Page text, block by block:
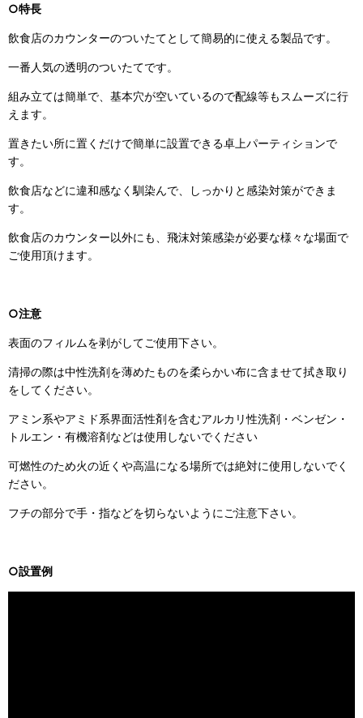
○特長
飲食店のカウンターのついたてとして簡易的に使える製品です。
一番人気の透明のついたてです。
組み立ては簡単で、基本穴が空いているので配線等もスムーズに行
えます。
置きたい所に置くだけで簡単に設置できる卓上パーティションで
す。
飲食店などに違和感なく馴染んで、しっかりと感染対策ができま
す。
飲食店のカウンター以外にも、飛沫対策感染が必要な様々な場面で
ご使用頂けます。
○注意
表面のフィルムを剥がしてご使用下さい。
清掃の際は中性洗剤を薄めたものを柔らかい布に含ませて拭き取り
をしてください。
アミン系やアミド系界面活性剤を含むアルカリ性洗剤・ベンゼン・
トルエン・有機溶剤などは使用しないでください
可燃性のため火の近くや高温になる場所では絶対に使用しないでく
ださい。
フチの部分で手・指などを切らないようにご注意下さい。
○設置例